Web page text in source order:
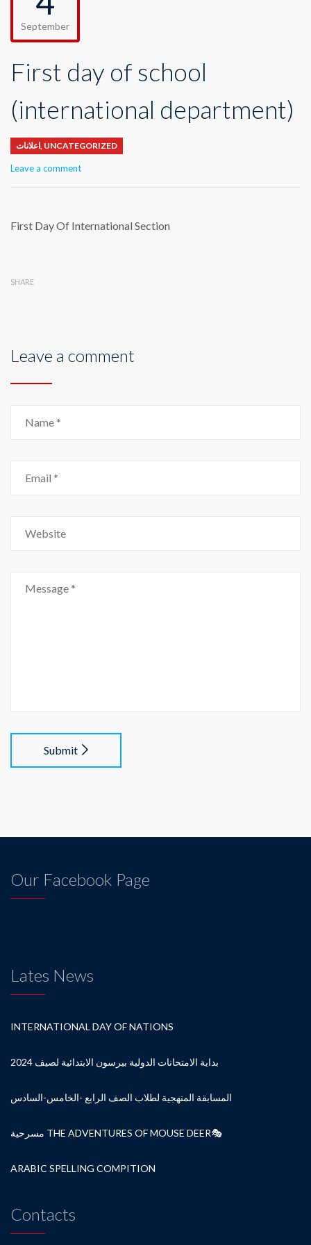
September
First day of school
(international department)
اعلانات, UNCATEGORIZED
Leave a comment
First Day Of International Section
SHARE
Leave a comment
Submit
Our Facebook Page
Lates News
INTERNATIONAL DAY OF NATIONS
بداية الامتحانات الدولية بيرسون الابتدائية لصيف 2024
المسابقة المنهجية لطلاب الصف الرابع -الخامس-السادس
مسرحية THE ADVENTURES OF MOUSE DEER🎭
ARABIC SPELLING COMPITION
Contacts